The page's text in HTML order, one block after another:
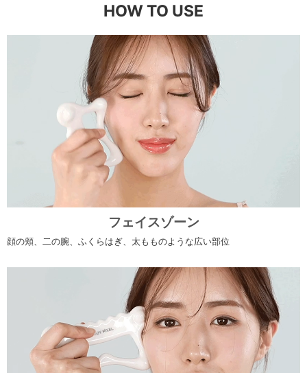
HOW TO USE
フェイスゾーン
顔の頬、二の腕、ふくらはぎ、太もものような広い部位